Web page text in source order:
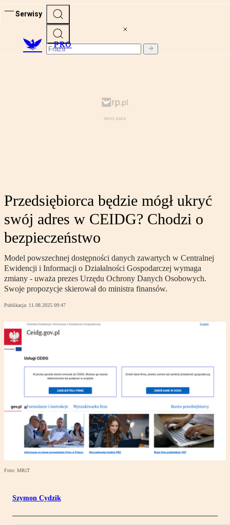
Serwisy
PRO
Przedsiębiorca będzie mógł ukryć
swój adres w CEIDG? Chodzi o
bezpieczeństwo
Model powszechnej dostępności danych zawartych w Centralnej
Ewidencji i Informacji o Działalności Gospodarczej wymaga
zmiany - uważa prezes Urzędu Ochrony Danych Osobowych.
Swoje propozycje skierował do ministra finansów.
Publikacja: 11.08.2025 09:47
Foto: MRiT
Szymon Cydzik